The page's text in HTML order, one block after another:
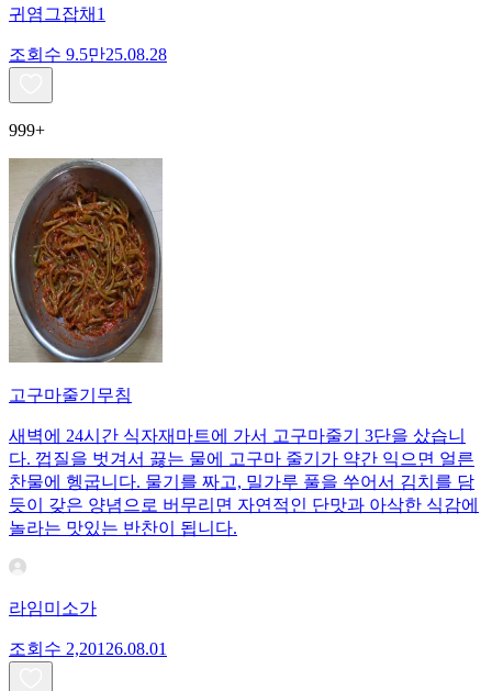
귀염그잡채1
조회수 9.5만25.08.28
999+
고구마줄기무침
새벽에 24시간 식자재마트에 가서 고구마줄기 3단을 샀습니
다. 껍질을 벗겨서 끓는 물에 고구마 줄기가 약간 익으면 얼른
찬물에 헹굽니다. 물기를 짜고, 밀가루 풀을 쑤어서 김치를 담
듯이 갖은 양념으로 버무리면 자연적인 단맛과 아삭한 식감에
놀라는 맛있는 반찬이 됩니다.
라임미소가
조회수 2,201 26.08.01